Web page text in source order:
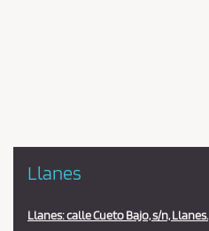
Llanes
Llanes: calle Cueto Bajo, s/n, Llanes.